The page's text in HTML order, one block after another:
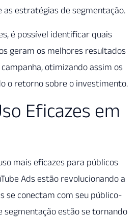
estratégias de segmentação.
é possível identificar quais
geram os melhores resultados
otimizando assim os
o retorno sobre o investimento.
Eficazes em
mais eficazes para públicos
Ads estão revolucionando a
se conectam com seu público-
segmentação estão se tornando